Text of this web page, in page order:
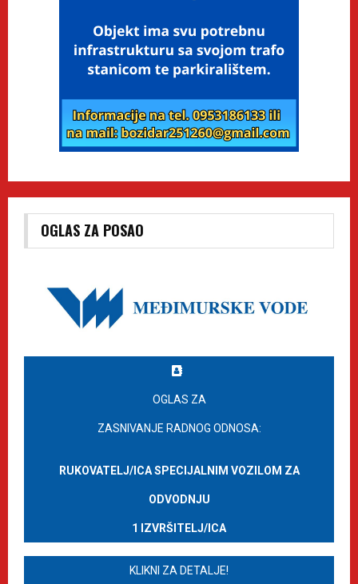
OGLAS ZA POSAO
OGLAS ZA
ZASNIVANJE RADNOG ODNOSA:
RUKOVATELJ/ICA SPECIJALNIM VOZILOM ZA
ODVODNJU
1 IZVRŠITELJ/ICA
KLIKNI ZA DETALJE!